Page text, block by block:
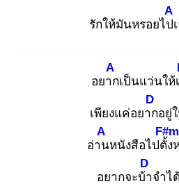
รักให้มันหรอยไปเ
A
อยาก
A
เป็นแว่นให้
เพียงแค่อยาก
D
อยู่
อ่าน
A
หนังสือไปตั้ง
F#m
อยากจะบ้า
D
จำไ